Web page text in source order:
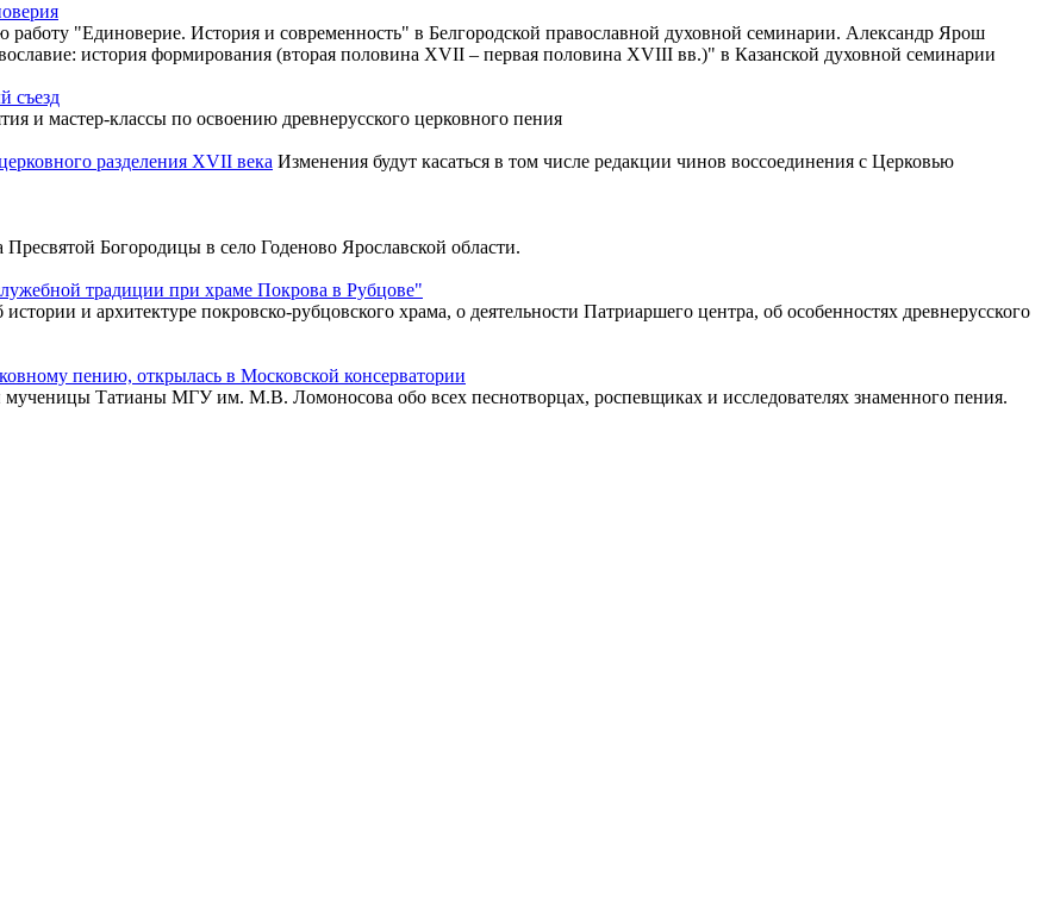
"Единоверие. История и современность" в Белгородской православной духовной семинарии. Александр Ярош
история формирования (вторая половина XVII – первая половина XVIII вв.)" в Казанской духовной семинарии
съезд
и мастер-классы по освоению древнерусского церковного пения
разделения XVII века Изменения будут касаться в том числе редакции чинов воссоединения с Церковью
Богородицы в село Годеново Ярославской области.
традиции при храме Покрова в Рубцове"
и архитектуре покровско-рубцовского храма, о деятельности Патриаршего центра, об особенностях древнерусского
пению, открылась в Московской консерватории
Татианы МГУ им. М.В. Ломоносова обо всех песнотворцах, роспевщиках и исследователях знаменного пения.